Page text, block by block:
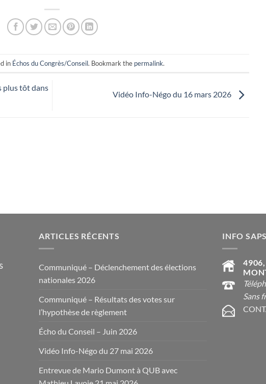
in Échos du Congrès/Conseil. Bookmark the permalink.
plus tôt dans
Vidéo Info-Négo du 16 mars 2026
ARTICLES RÉCENTS
Communiqué – Déclenchement des élections
nationales 2026
Communiqué – Résultats des votes sur
l’hypothèse de règlement
Écho du Conseil – Juin 2026
Vidéo Info-Négo du 27 mai 2026
Entrevue de Mario Dumont à QUB avec
INFO
4906,
Sans